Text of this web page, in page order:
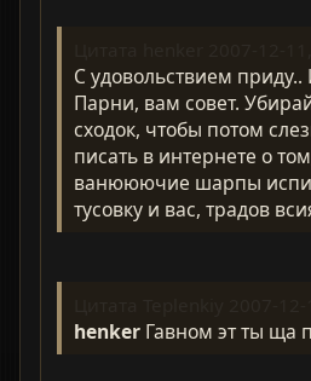
С удовольствием
Парни, вам совет.
сходок, чтобы потом
писать в интернете о
ванююючие шарпы
тусовку и вас, традов
henker Гавном эт ты ща